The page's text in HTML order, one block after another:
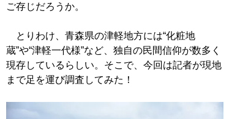
ご存じだろうか。
とりわけ、青森県の津軽地方には“化粧地
蔵”や“津軽一代様”など、独自の民間信仰が数多く
現存しているらしい。そこで、今回は記者が現地
まで足を運び調査してみた！